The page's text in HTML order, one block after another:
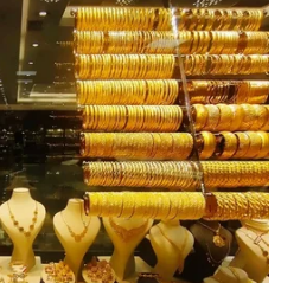
do (LDP) cầm quyền tại Nhật
họp báo ở Tokyo ngày
AFP/TTXVN)
tướng Abe Shinzo đã